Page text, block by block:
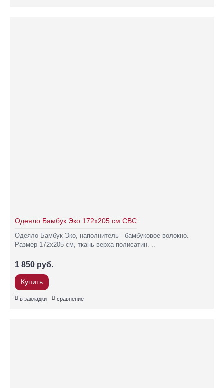
Одеяло Бамбук Эко 172х205 см СВС
Одеяло Бамбук Эко, наполнитель - бамбуковое волокно.
Размер 172х205 см, ткань верха полисатин. ..
1 850 руб.
Купить
в закладки сравнение